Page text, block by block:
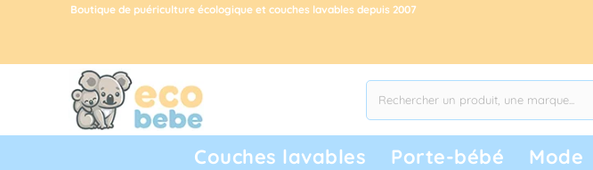
Boutique de puériculture écologique et couches lavables depuis 2007
Couches lavables Porte-bébé Mode